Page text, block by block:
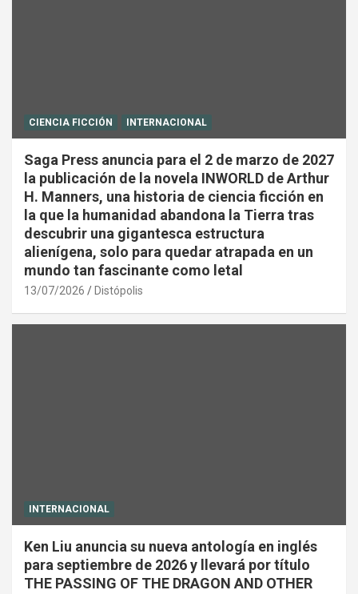
CIENCIA FICCIÓN INTERNACIONAL
Saga Press anuncia para el 2 de marzo de 2027
la publicación de la novela INWORLD de Arthur
H. Manners, una historia de ciencia ficción en
la que la humanidad abandona la Tierra tras
descubrir una gigantesca estructura
alienígena, solo para quedar atrapada en un
mundo tan fascinante como letal
13/07/2026 Distópolis
INTERNACIONAL
Ken Liu anuncia su nueva antología en inglés
para septiembre de 2026 y llevará por título
THE PASSING OF THE DRAGON AND OTHER